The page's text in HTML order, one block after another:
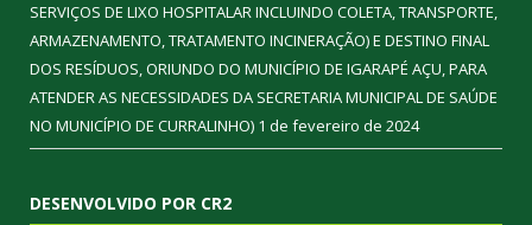
SERVIÇOS DE LIXO HOSPITALAR INCLUINDO COLETA, TRANSPORTE,
ARMAZENAMENTO, TRATAMENTO INCINERAÇÃO) E DESTINO FINAL
DOS RESÍDUOS, ORIUNDO DO MUNICÍPIO DE IGARAPÉ AÇU, PARA
ATENDER AS NECESSIDADES DA SECRETARIA MUNICIPAL DE SAÚDE
NO MUNICÍPIO DE CURRALINHO) 1 de fevereiro de 2024
DESENVOLVIDO POR CR2